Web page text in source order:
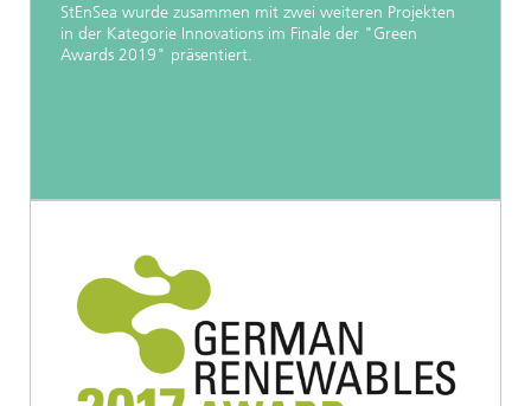
StEnSea wurde zusammen mit zwei weiteren Projekten
in der Kategorie Innovations im Finale der "Green
Awards 2019" präsentiert.